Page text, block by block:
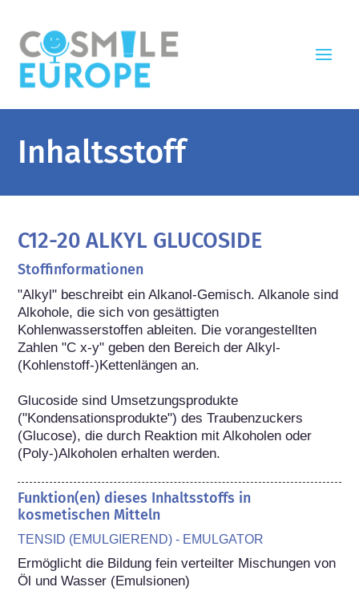
Inhaltsstoff
C12-20 ALKYL GLUCOSIDE
Stoffinformationen
"Alkyl" beschreibt ein Alkanol-Gemisch. Alkanole sind
Alkohole, die sich von gesättigten
Kohlenwasserstoffen ableiten. Die vorangestellten
Zahlen "C x-y" geben den Bereich der Alkyl-
(Kohlenstoff-)Kettenlängen an.
Glucoside sind Umsetzungsprodukte
("Kondensationsprodukte") des Traubenzuckers
(Glucose), die durch Reaktion mit Alkoholen oder
(Poly-)Alkoholen erhalten werden.
Funktion(en) dieses Inhaltsstoffs in
kosmetischen Mitteln
TENSID (EMULGIEREND) - EMULGATOR
Ermöglicht die Bildung fein verteilter Mischungen von
Öl und Wasser (Emulsionen)